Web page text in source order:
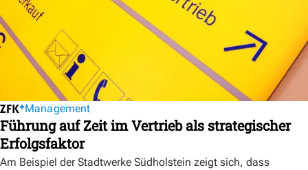
Management
Führung auf Zeit im Vertrieb als strategischer
Erfolgsfaktor
Am Beispiel der Stadtwerke Südholstein zeigt sich, dass